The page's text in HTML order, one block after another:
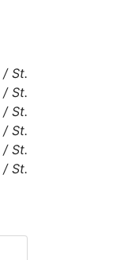
/ St.
/ St.
/ St.
/ St.
/ St.
/ St.